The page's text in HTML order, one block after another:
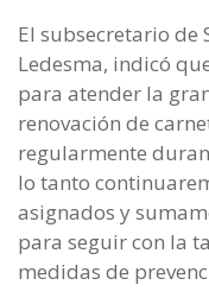
El subsecretario
Ledesma, indicó
para atender la
renovación de
regularmente
lo tanto
asignados y
para seguir con la
medidas de